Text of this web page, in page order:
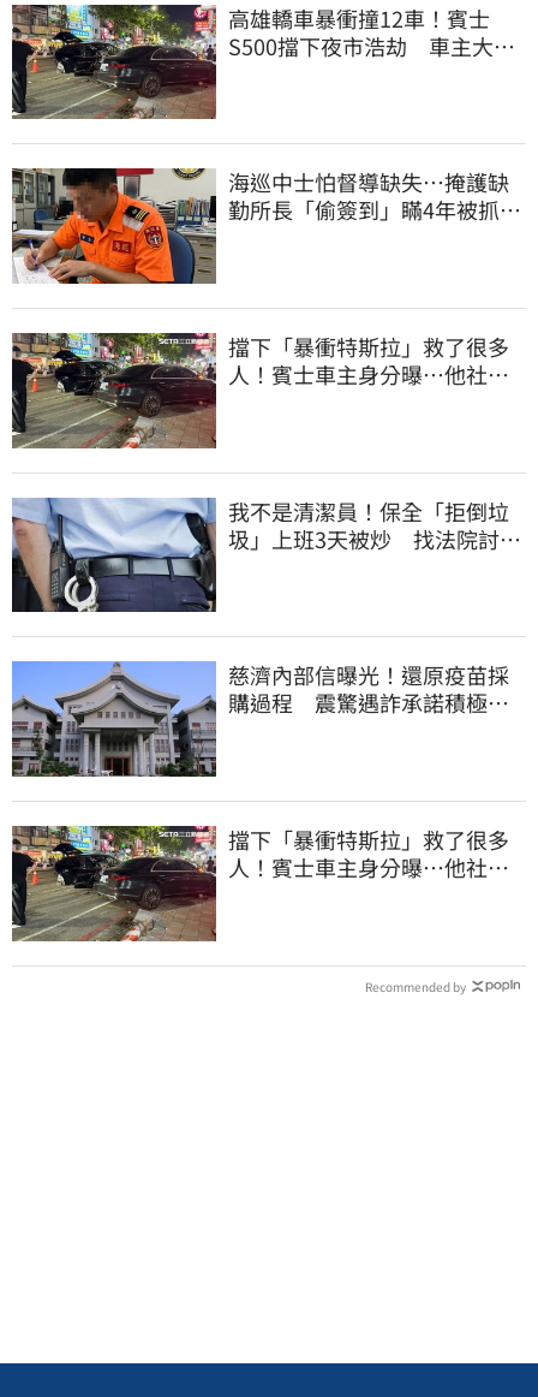
高雄轎車暴衝撞12車！賓士
S500擋下夜市浩劫 車主大
海巡中士怕督導缺失…掩護缺
勤所長「偷簽到」瞞4年被抓
擋下「暴衝特斯拉」救了很多
人！賓士車主身分曝…他社群
我不是清潔員！保全「拒倒垃
圾」上班3天被炒 找法院討公
慈濟內部信曝光！還原疫苗採
購過程 震驚遇詐承諾積極追
擋下「暴衝特斯拉」救了很多
人！賓士車主身分曝…他社群
Recommended by